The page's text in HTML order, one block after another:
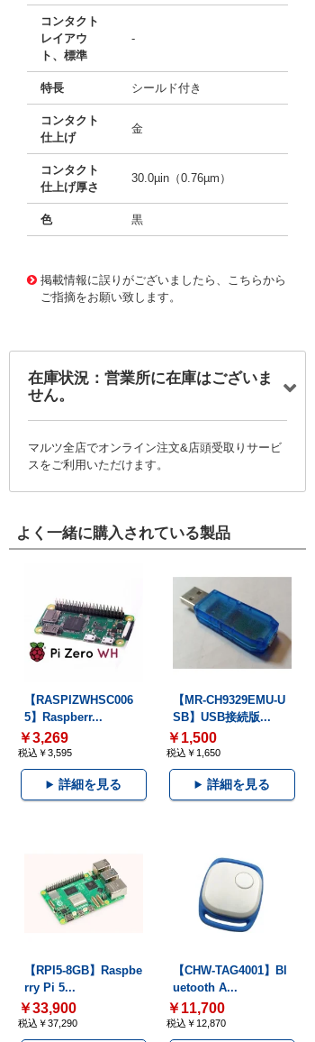
コンタクト
レイアウ
ト、標準
-
特長 シールド付き
コンタクト
仕上げ
金
コンタクト
仕上げ厚さ
30.0µin（0.76µm）
色 黒
掲載情報に誤りがございましたら、こちらから
ご指摘をお願い致します。
在庫状況：営業所に在庫はございま
せん。
マルツ全店でオンライン注文&店頭受取りサービ
スをご利用いただけます。
よく一緒に購入されている製品
【RASPIZWHSC006
5】Raspberr...
￥3,269
税込￥3,595
詳細を見る
【MR-CH9329EMU-U
SB】USB接続版...
￥1,500
税込￥1,650
詳細を見る
【RPI5-8GB】Raspbe
rry Pi 5...
￥33,900
税込￥37,290
【CHW-TAG4001】Bl
uetooth A...
￥11,700
税込￥12,870